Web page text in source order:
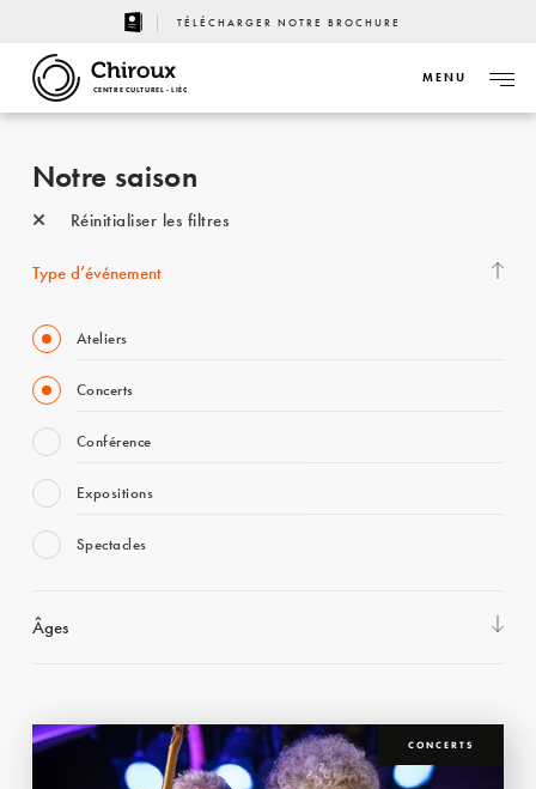
TÉLÉCHARGER NOTRE BROCHURE
CENTRE CULTUREL - LIÈGE
MENU
Notre saison
Réinitialiser les filtres
Type d’événement
Ateliers
Concerts
Conférence
Expositions
Spectacles
Âges
CONCERTS